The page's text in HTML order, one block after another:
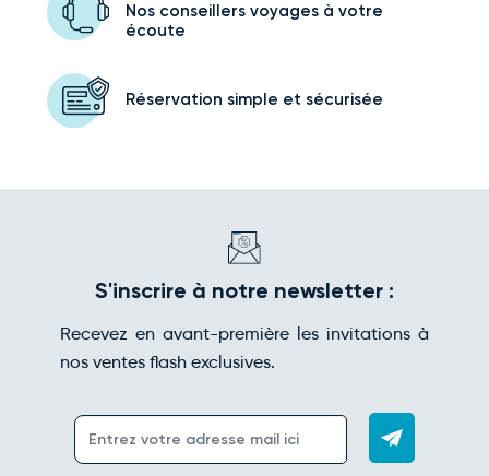
Nos conseillers voyagesà votre
écoute
Réservation simple et sécurisée
S'inscrire à notre newsletter :
Recevez en avant-première les invitations à
nos ventes flash exclusives.